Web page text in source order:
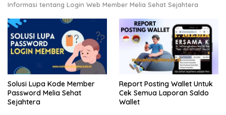
Informasi tentang Login Web Member Melia Sehat Sejahtera
Solusi Lupa Kode Member
Password Melia Sehat
Sejahtera
Report Posting Wallet Untuk
Cek Semua Laporan Saldo
Wallet